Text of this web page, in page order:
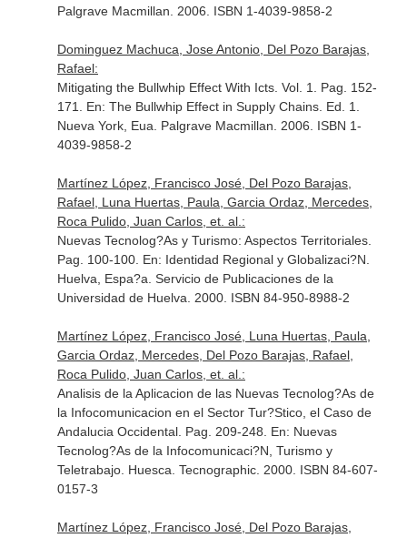
Palgrave Macmillan. 2006. ISBN 1-4039-9858-2
Dominguez Machuca, Jose Antonio, Del Pozo Barajas,
Rafael:
Mitigating the Bullwhip Effect With Icts. Vol. 1. Pag. 152-
171. En: The Bullwhip Effect in Supply Chains. Ed. 1.
Nueva York, Eua. Palgrave Macmillan. 2006. ISBN 1-
4039-9858-2
Martínez López, Francisco José, Del Pozo Barajas,
Rafael, Luna Huertas, Paula, Garcia Ordaz, Mercedes,
Roca Pulido, Juan Carlos, et. al.:
Nuevas Tecnolog?As y Turismo: Aspectos Territoriales.
Pag. 100-100. En: Identidad Regional y Globalizaci?N
Huelva, Espa?a. Servicio de Publicaciones de la
Universidad de Huelva. 2000. ISBN 84-950-8988-2
Martínez López, Francisco José, Luna Huertas, Paula,
Garcia Ordaz, Mercedes, Del Pozo Barajas, Rafael,
Roca Pulido, Juan Carlos, et. al.:
Analisis de la Aplicacion de las Nuevas Tecnolog?As de
la Infocomunicacion en el Sector Tur?Stico, el Caso de
Andalucia Occidental. Pag. 209-248. En: Nuevas
Tecnolog?As de la Infocomunicaci?N, Turismo y
Teletrabajo. Huesca. Tecnographic. 2000. ISBN 84-607-
0157-3
Martínez López, Francisco José, Del Pozo Barajas,